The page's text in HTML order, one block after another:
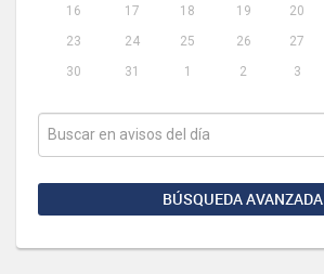
16
17 18 19 20
23
24 25 26 27
30
31 1 2 3
BÚSQUEDA AVANZADA